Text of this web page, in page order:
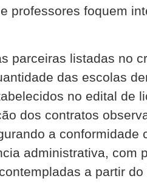
professores foquem
parceiras listadas no
das escolas
no edital de
dos contratos
a conformidade
administrativa, com
a partir